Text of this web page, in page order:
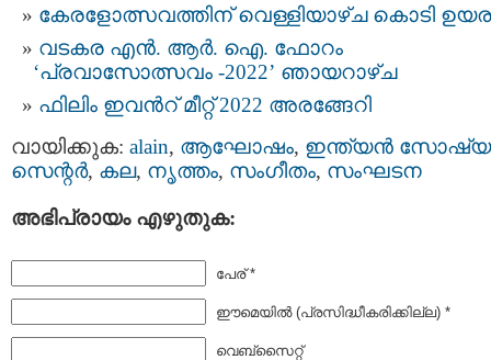
കേരളോത്സവത്തിന് വെള്ളിയാഴ്ച കൊടി
വടകര എൻ. ആർ. ഐ. ഫോറം
‘പ്രവാസോത്സവം -2022’ ഞായറാഴ്ച
ഫിലിം ഇവന്‍റ് മീറ്റ് 2022 അരങ്ങേറി
വായിക്കുക: alain, ആഘോഷം, ഇന്ത്യന്‍
സെന്റര്‍, കല, നൃത്തം, സംഗീതം, സംഘടന
അഭിപ്രായം എഴുതുക:
പേര് *
ഈമെയില്‍ (പ്രസിദ്ധീകരിക്കില്ല) *
വെബ്സൈറ്റ്